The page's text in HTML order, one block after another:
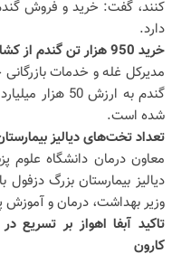
کنند، گفت: خرید و فروش
دارد.
خرید 950 هزار تن گندم از کشاورزان خوزستان
گندم به ارزش
شده است.
تعداد تخت‌های دیالیز بیمارستان بزرگ
معاون درمان دانشگاه
دیالیز بیمارستان بزرگ
وزیر بهداشت، درمان و آموزش پزشکی
تاکید آبفا اهواز بر تسریع
کارون